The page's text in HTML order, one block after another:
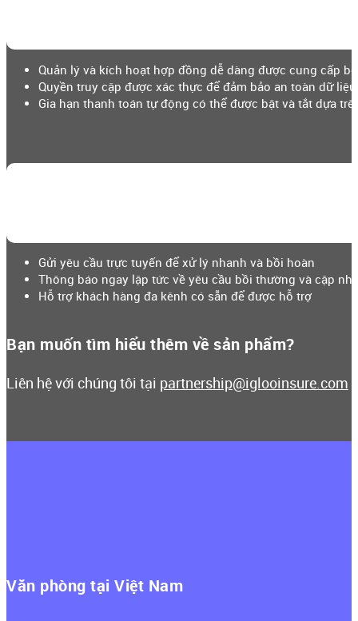
Quản lý và kích hoạt hợp đồng dễ dàng được cung cấp
Quyền truy cập được xác thực để đảm bảo an toàn dữ liệu
Gia hạn thanh toán tự động có thể được bật và tắt dựa
Gửi yêu cầu trực tuyến để xử lý nhanh và bồi hoàn
Thông báo ngay lập tức về yêu cầu bồi thường và cập
Hỗ trợ khách hàng đa kênh có sẵn để được hỗ trợ
Bạn muốn tìm hiểu thêm về sản phẩm?
Liên hệ với chúng tôi tại partnership@iglooinsure.com
Văn phòng tại Việt Nam